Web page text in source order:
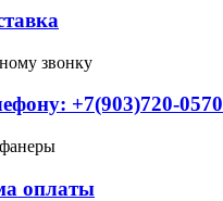
звонку
+7(903)720-0570
оплаты